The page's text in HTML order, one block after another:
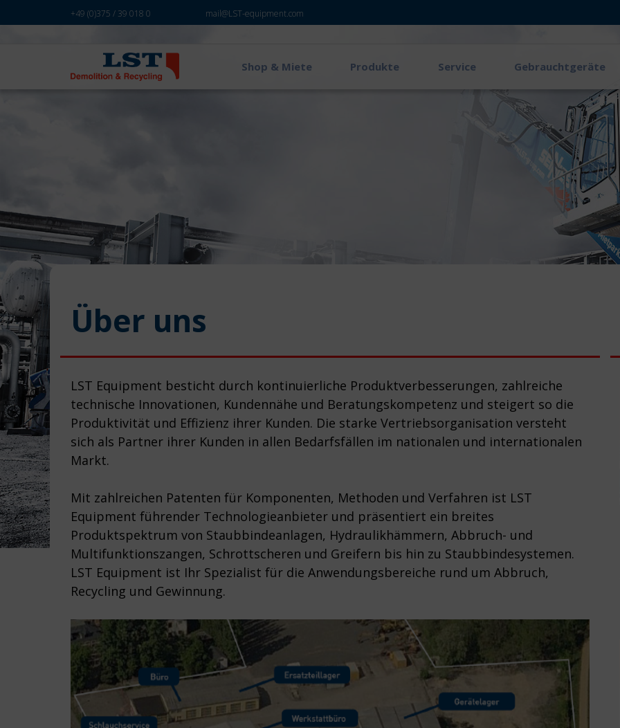
+49 (0)375 / 39 018 0 mail@LST-equipment.com
Shop & Miete Produkte Service Gebrauchtgeräte
Über uns
LST Equipment besticht durch kontinuierliche Produktverbesserungen, zahlreiche
technische Innovationen, Kundennähe und Beratungskompetenz und steigert so die
Produktivität und Effizienz ihrer Kunden. Die starke Vertriebsorganisation versteht
sich als Partner ihrer Kunden in allen Bedarfsfällen im nationalen und internationalen
Markt.
Mit zahlreichen Patenten für Komponenten, Methoden und Verfahren ist LST
Equipment führender Technologieanbieter und präsentiert ein breites
Produktspektrum von Staubbindeanlagen, Hydraulikhämmern, Abbruch- und
Multifunktionszangen, Schrottscheren und Greifern bis hin zu Staubbindesystemen.
LST Equipment ist Ihr Spezialist für die Anwendungsbereiche rund um Abbruch,
Recycling und Gewinnung.